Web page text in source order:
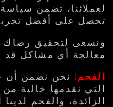
لعملائنا، تضمن
تحصل على أفضل تجربة
ونسعى لتحقيق رضاك
معالجة أي مشاكل قد
الفحم: نحن نضمن أن
التي نقدمها خالية
الزائدة، والفحم